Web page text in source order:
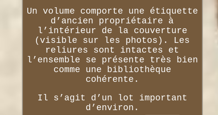
Un volume comporte une étiquette
d’ancien propriétaire à
l’intérieur de la couverture
(visible sur les photos). Les
reliures sont intactes et
l’ensemble se présente très bien
comme une bibliothèque
cohérente.
Il s’agit d’un lot important
d’environ.